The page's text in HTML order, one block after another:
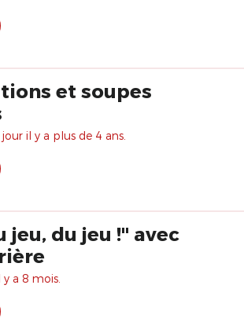
et soupes
il y a plus de 4 ans.
jeu, du jeu !" avec
a 8 mois.